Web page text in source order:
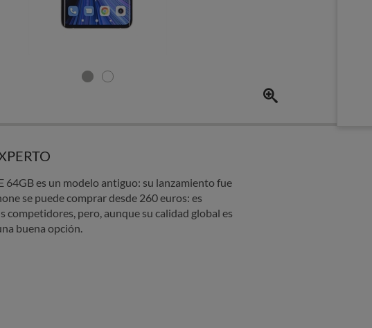
64GB es un modelo antiguo: su lanzamiento fue
se puede comprar desde 260 euros: es
competidores, pero, aunque su calidad global es
buena opción.